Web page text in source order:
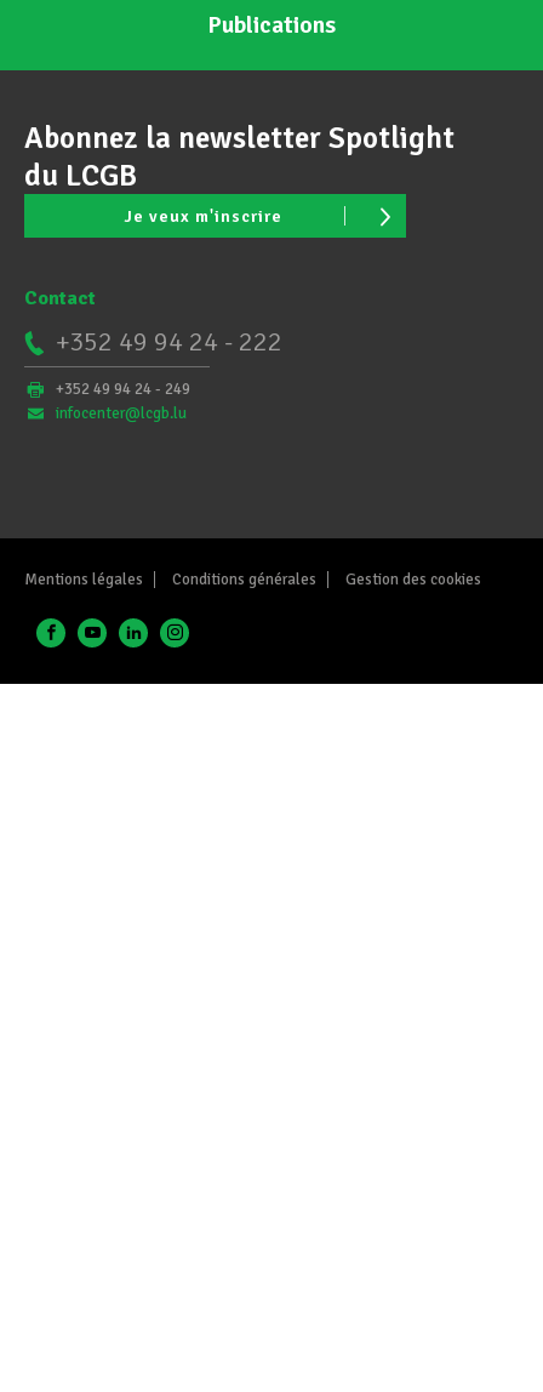
Publications
Abonnez la newsletter Spotlight
du LCGB
Je veux m'inscrire
Contact
+352 49 94 24 - 222
+352 49 94 24 - 249
infocenter@lcgb.lu
Mentions légales Conditions générales Gestion des cookies